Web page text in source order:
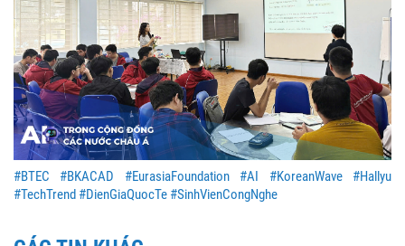
#BTEC #BKACAD #EurasiaFoundation #AI #KoreanWave
#Hallyu
#TechTrend #DienGiaQuocTe #SinhVienCongNghe